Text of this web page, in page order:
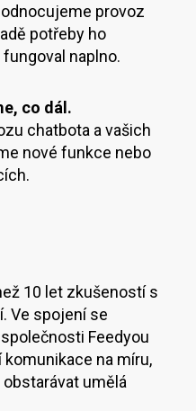
provoz
potřeby ho
naplno.
co dál.
chatbota a vašich
nové funkce nebo
10 let zkušeností s
Ve spojení se
Feedyou
na míru,
umělá